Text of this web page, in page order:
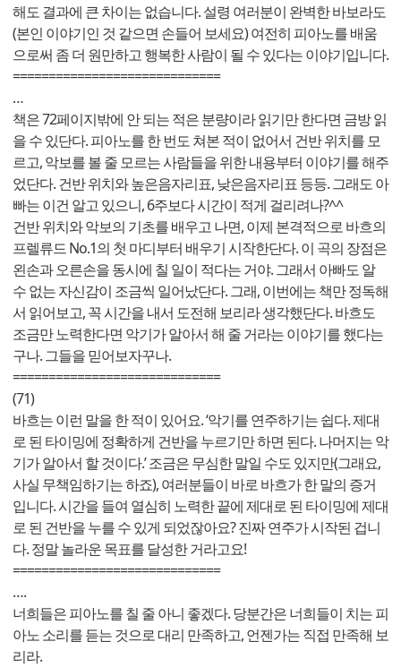
해도 결과에 큰 차이는 없습니다. 설령 여러분이 완벽한 바보라도
(본인 이야기인 것 같으면 손들어 보세요) 여전히 피아노를 배움
으로써 좀 더 원만하고 행복한 사람이 될 수 있다는 이야기입니다.
=============================
…
책은 72페이지밖에 안 되는 적은 분량이라 읽기만 한다면 금방 읽
을 수 있단다. 피아노를 한 번도 쳐본 적이 없어서 건반 위치를 모
르고, 악보를 볼 줄 모르는 사람들을 위한 내용부터 이야기를 해주
었단다. 건반 위치와 높은음자리표, 낮은음자리표 등등. 그래도 아
빠는 이건 알고 있으니, 6주보다 시간이 적게 걸리려나?^^
건반 위치와 악보의 기초를 배우고 나면, 이제 본격적으로 바흐의
프렐류드 No.1의 첫 마디부터 배우기 시작한단다. 이 곡의 장점은
왼손과 오른손을 동시에 칠 일이 적다는 거야. 그래서 아빠도 알
수 없는 자신감이 조금씩 일어났단다. 그래, 이번에는 책만 정독해
서 읽어보고, 꼭 시간을 내서 도전해 보리라 생각했단다. 바흐도
조금만 노력한다면 악기가 알아서 해 줄 거라는 이야기를 했다는
구나. 그들을 믿어보자꾸나.
=============================
(71)
바흐는 이런 말을 한 적이 있어요. ‘악기를 연주하기는 쉽다. 제대
로 된 타이밍에 정확하게 건반을 누르기만 하면 된다. 나머지는 악
기가 알아서 할 것이다.’ 조금은 무심한 말일 수도 있지만(그래요,
사실 무책임하기는 하죠), 여러분들이 바로 바흐가 한 말의 증거
입니다. 시간을 들여 열심히 노력한 끝에 제대로 된 타이밍에 제대
로 된 건반을 누를 수 있게 되었잖아요? 진짜 연주가 시작된 겁니
다. 정말 놀라운 목표를 달성한 거라고요!
=============================
….
너희들은 피아노를 칠 줄 아니 좋겠다. 당분간은 너희들이 치는 피
아노 소리를 듣는 것으로 대리 만족하고, 언젠가는 직접 만족해 보
리라.